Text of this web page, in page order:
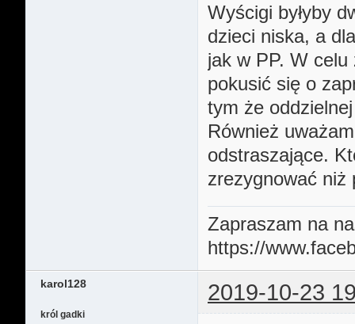
Wyścigi byłyby
dzieci niska, a
jak w PP. W
pokusić się o
tym że
Również
odstraszające.
zrezygnować niż
Zapraszam na
https://
karol128 2019-10-23
król gadki